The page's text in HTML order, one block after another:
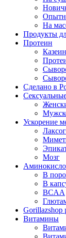
На
Продукты
Протеин
Казеин
Сделано в
Ускорение
Мозг
В
В
BCAA
Gorillazshop
Витамины